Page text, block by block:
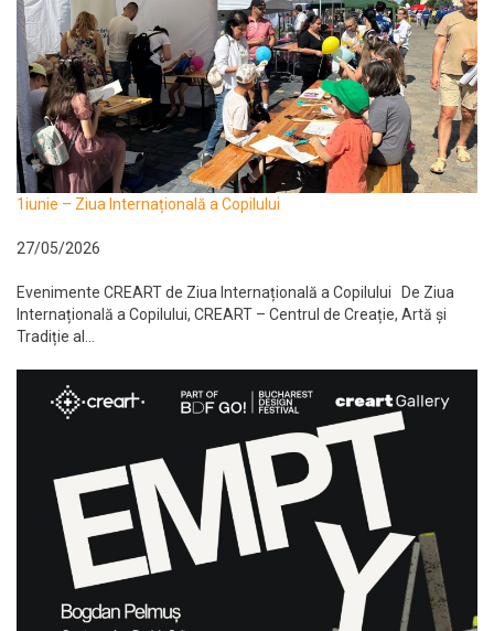
1iunie – Ziua Internațională a Copilului
27/05/2026
Evenimente CREART de Ziua Internațională a Copilului De Ziua
Internațională a Copilului, CREART – Centrul de Creație, Artă și
Tradiție al...